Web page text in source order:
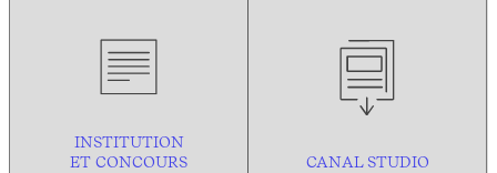
INSTITUTION
ET CONCOURS
CANAL STUDIO